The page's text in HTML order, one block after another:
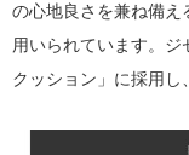
の心地良さを兼ね備え
用いられています。
クッション」に採用し